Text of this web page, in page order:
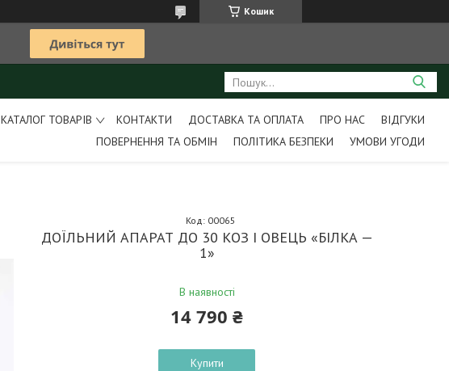
Кошик
КАТАЛОГ ТОВАРІВ КОНТАКТИ ДОСТАВКА ТА ОПЛАТА ПРО НАС
ВІДГУКИ
ПОВЕРНЕННЯ ТА ОБМІН
ПОЛІТИКА БЕЗПЕКИ УМОВИ УГОДИ
ДОЇЛЬНИЙ АПАРАТ ДО 30 КОЗ І ОВЕЦЬ «БІЛКА —
1»
В наявності
Код: 00065
14 790 ₴
Купити